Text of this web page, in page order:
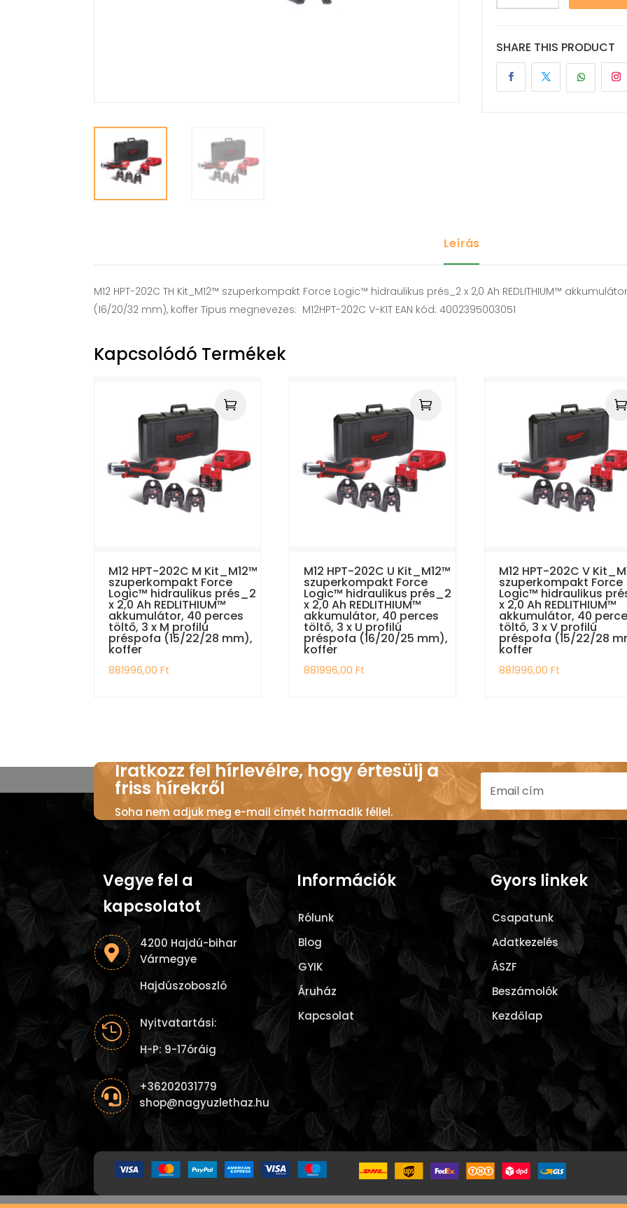
SHARE THIS PRODUCT
Leírás
M12 HPT-202C TH Kit_M12™ szuperkompakt Force Logic™ hidraulikus prés_2 x 2,0 Ah REDLITHIUM™
(16/20/32 mm), koffer Tipus megnevezes: M12HPT-202C V-KIT EAN kód: 4002395003051
Kapcsolódó Termékek
M12 HPT-202C M Kit_M12™
szuperkompakt Force
Logic™ hidraulikus prés_2
x 2,0 Ah REDLITHIUM™
akkumulátor, 40 perces
töltő, 3 x M profilú
préspofa (15/22/28 mm),
koffer
881996,00Ft
M12 HPT-202C U Kit_M12™
szuperkompakt Force
Logic™ hidraulikus prés_2
x 2,0 Ah REDLITHIUM™
akkumulátor, 40 perces
töltő, 3 x U profilú
préspofa (16/20/25 mm),
koffer
881996,00Ft
M12 HPT-202C V
szuperkompakt Force
Logic™ hidraulikus
x 2,0 Ah REDLITHIUM™
akkumulátor, 40
töltő, 3 x V profilú
préspofa (15/22/28
koffer
881996,00Ft
Iratkozz fel hírlevélre, hogy értesülj a
friss hírekről
Soha nem adjuk meg e-mail címét harmadik féllel.
Vegye fel a
kapcsolatot

4200 Hajdú-bihar
Vármegye
Hajdúszoboszló

Nyitvatartási:
H-P: 9-17óráig

+36202031779
shop@nagyuzlethaz.hu
Információk
Rólunk
Blog
GYIK
Áruház
Kapcsolat
Gyors linkek
Csapatunk
Adatkezelés
ÁSZF
Beszámolók
Kezdőlap